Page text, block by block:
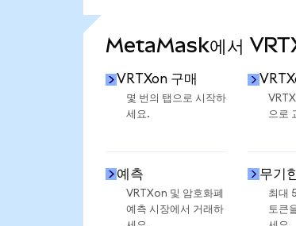
MetaMask에서
VRTXon 구매
몇 번의 탭으로 시작하
세요.
으로
예측
VRTXon 및 암호화폐
예측 시장에서 거래하
무기
최대
토큰